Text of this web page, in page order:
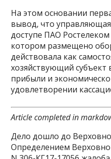
На этом основании
вывод, что
доступе ПАО
котором размещено
действовала как
хозяйствующий субъект
прибыли и
удовлетворении
Article completed in
Дело дошло до
Определением